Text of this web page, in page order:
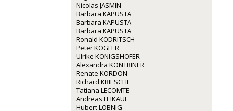
Nicolas JASMIN
Barbara KAPUSTA
Barbara KAPUSTA
Barbara KAPUSTA
Ronald KODRITSCH
Peter KOGLER
Ulrike KÖNIGSHOFER
Alexandra KONTRINER
Renate KORDON
Richard KRIESCHE
Tatiana LECOMTE
Andreas LEIKAUF
Hubert LOBNIG